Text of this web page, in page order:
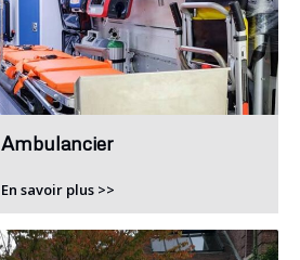
Ambulancier
En savoir plus >>